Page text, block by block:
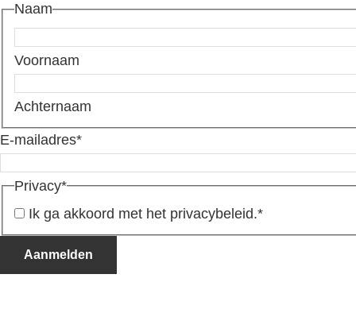
Naam
Voornaam
Achternaam
E-mailadres*
Privacy*
Ik ga akkoord met het privacybeleid.*
Aanmelden